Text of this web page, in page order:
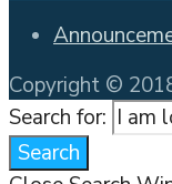
Copyright ©
Search for:
Search